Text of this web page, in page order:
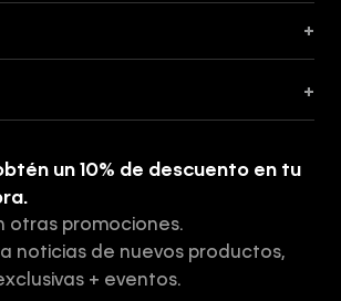
+
+
un 10% de descuento en tu
otras promociones.
noticias de nuevos productos,
+ eventos.